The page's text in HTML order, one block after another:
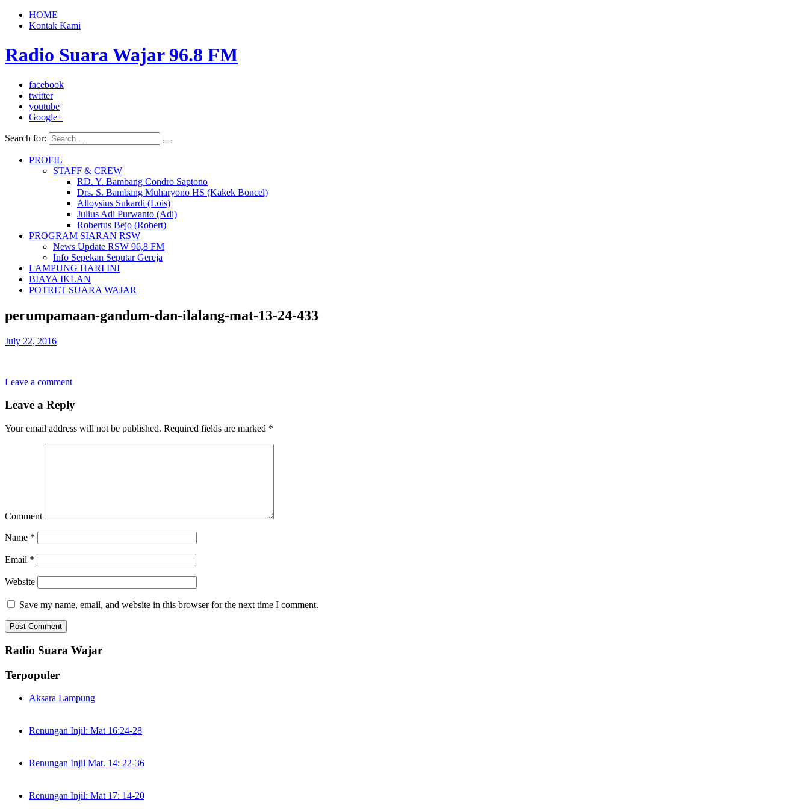
HOME
Kontak Kami
Radio Suara Wajar 96.8 FM
facebook
twitter
youtube
Google+
Search for:
PROFIL
STAFF & CREW
RD. Y. Bambang Condro Saptono
Drs. S. Bambang Muharyono HS (Kakek Boncel)
Alloysius Sukardi (Lois)
Julius Adi Purwanto (Adi)
Robertus Bejo (Robert)
PROGRAM SIARAN RSW
News Update RSW 96,8 FM
Info Sepekan Seputar Gereja
LAMPUNG HARI INI
BIAYA IKLAN
POTRET SUARA WAJAR
perumpamaan-gandum-dan-ilalang-mat-13-24-433
July 22, 2016
Leave a comment
Leave a Reply
Your email address will not be published. Required fields are marked *
Comment
Name *
Email *
Website
Save my name, email, and website in this browser for the next time I comment.
Radio Suara Wajar
Terpopuler
Aksara Lampung
Renungan Injil: Mat 16:24-28
Renungan Injil Mat. 14: 22-36
Renungan Injil: Mat 17: 14-20